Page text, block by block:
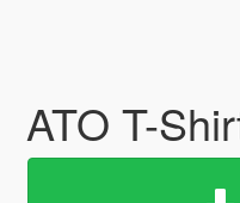
ATO T-